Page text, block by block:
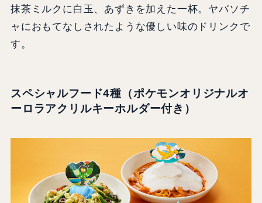
抹茶ミルクに白玉、あずきを加えた一杯。ヤバソチ
ャにおもてなしされたような優しい味のドリンクで
す。
スペシャルフード4種（ポケモンオリジナルオ
ーロラアクリルキーホルダー付き）